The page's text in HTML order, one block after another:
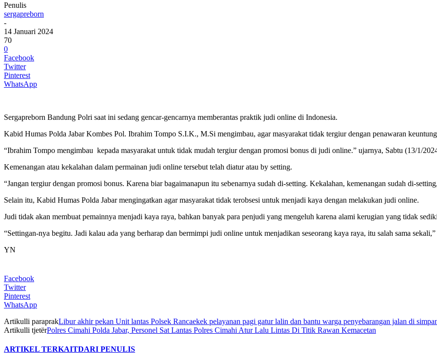
Penulis
sergapreborn
-
14 Januari 2024
70
0
Facebook
Twitter
Pinterest
WhatsApp
Sergapreborn Bandung Polri saat ini sedang gencar-gencarnya memberantas praktik judi online di Indonesia.
Kabid Humas Polda Jabar Kombes Pol. Ibrahim Tompo S.I.K., M.Si mengimbau, agar masyarakat tidak tergiur dengan penawaran
“Ibrahim Tompo mengimbau kepada masyarakat untuk tidak mudah tergiur dengan promosi bonus di judi online.” ujarnya, Sabtu (13/1/
Kemenangan atau kekalahan dalam permainan judi online tersebut telah diatur atau by setting.
“Jangan tergiur dengan promosi bonus. Karena biar bagaimanapun itu sebenarnya sudah di-setting. Kekalahan, kemenangan sudah di-
Selain itu, Kabid Humas Polda Jabar mengingatkan agar masyarakat tidak terobsesi untuk menjadi kaya dengan melakukan judi online.
Judi tidak akan membuat pemainnya menjadi kaya raya, bahkan banyak para penjudi yang mengeluh karena alami kerugian yang tidak
“Settingan-nya begitu. Jadi kalau ada yang berharap dan bermimpi judi online untuk menjadikan seseorang kaya raya, itu salah sama
YN
Facebook
Twitter
Pinterest
WhatsApp
Artikulli paraprakLibur akhir pekan Unit lantas Polsek Rancaekek pelayanan pagi gatur lalin dan bantu warga penyebarangan jalan di
Artikulli tjetërPolres Cimahi Polda Jabar, Personel Sat Lantas Polres Cimahi Atur Lalu Lintas Di Titik Rawan Kemacetan
ARTIKEL TERKAITDARI PENULIS